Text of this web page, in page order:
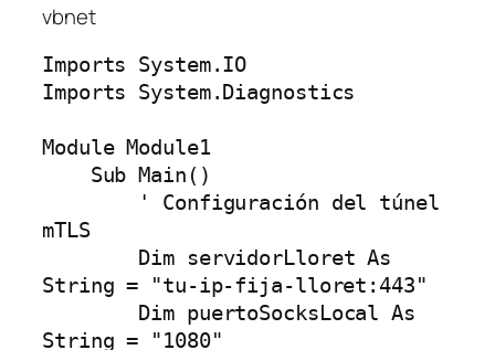
vbnet
Imports System.IO
Imports System.Diagnostics
Module Module1
mTLS
String = "tu-ip-fija-lloret:443"
String = "1080"